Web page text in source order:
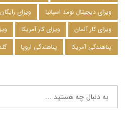
ویزای دیجیتال نومد اسپانیا
ویزای رایگان
ویزای کار آلمان
ویزای کار آمریکا
پناهندگی آمریکا
پناهندگی اروپا